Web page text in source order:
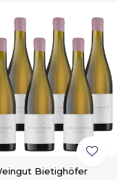
Bietighöfer